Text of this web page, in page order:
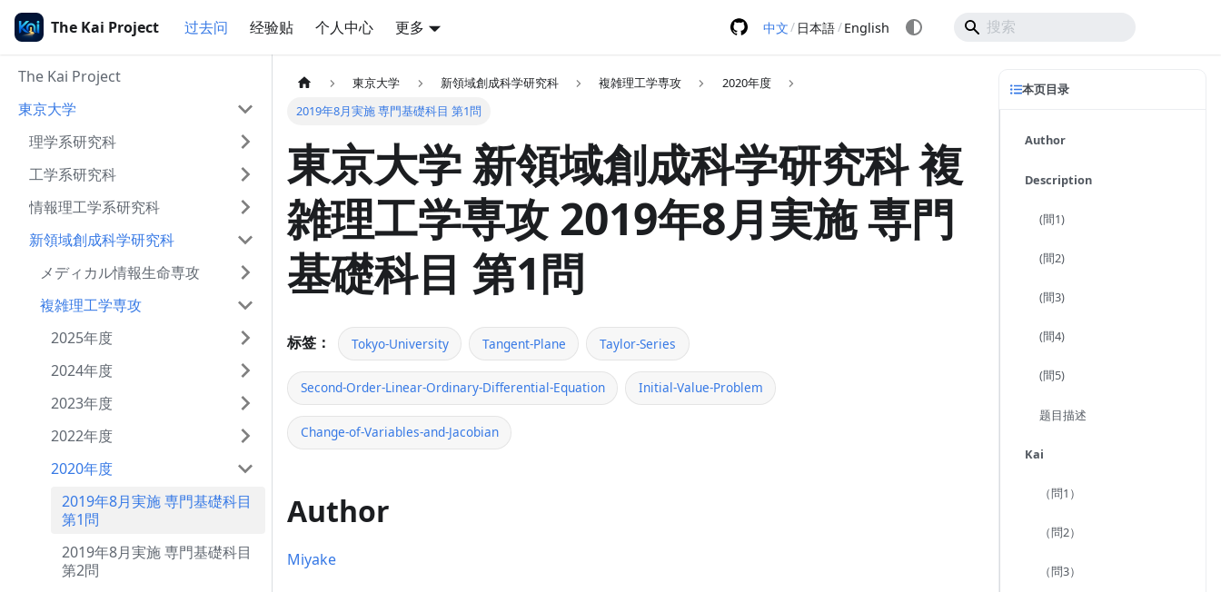
The Kai Project 过去问 经验贴 个人中心 更多 中文/ 日本語/English
The Kai Project
東京大学
理学系研究科
工学系研究科
情報理工学系研究科
新領域創成科学研究科
メディカル情報生命専攻
複雑理工学専攻
2025年度
2024年度
2023年度
2022年度
2020年度
2019年8月実施 専門基礎科目
第1問
2019年8月実施 専門基礎科目
第2問
東京大学 新領域創成科学研究科 複雑理工学専攻
2020年度
2019年8月実施 専門基礎科目 第1問
東京大学 新領域創成科学研究科 複
雑理工学専攻 2019年8月実施 専門
基礎科目 第1問
标签： Tokyo-University Tangent-Plane Taylor-Series
Second-Order-Linear-Ordinary-Differential-Equation Initial-Value-Problem
Change-of-Variables-and-Jacobian
Author
Miyake
本页目录
Author
Description
(間1)
(間2)
(間3)
(間4)
(間5)
题目描述
Kai
（問1）
（問2）
（問3）